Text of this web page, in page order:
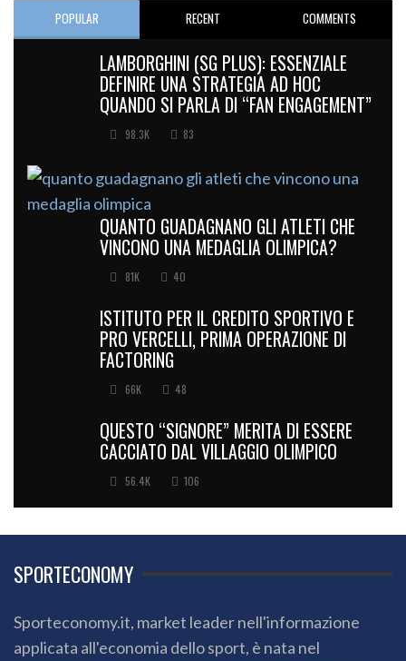
POPULAR RECENT COMMENTS
LAMBORGHINI (SG PLUS): ESSENZIALE
DEFINIRE UNA STRATEGIA AD HOC
QUANDO SI PARLA DI “FAN ENGAGEMENT”
98.3K 83
QUANTO GUADAGNANO GLI ATLETI CHE
VINCONO UNA MEDAGLIA OLIMPICA?
81K 40
ISTITUTO PER IL CREDITO SPORTIVO E
PRO VERCELLI, PRIMA OPERAZIONE DI
FACTORING
66K 48
QUESTO “SIGNORE” MERITA DI ESSERE
CACCIATO DAL VILLAGGIO OLIMPICO
56.4K 106
SPORTECONOMY
Sporteconomy.it, market leader nell'informazione
applicata all'economia dello sport, è nata nel